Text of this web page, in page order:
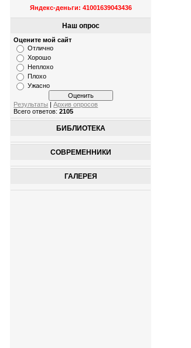
Яндекс-деньги: 41001639043436
Наш опрос
Оцените мой сайт
Отлично
Хорошо
Неплохо
Плохо
Ужасно
Результаты |Архив опросов
Всего ответов:2105
БИБЛИОТЕКА
СОВРЕМЕННИКИ
ГАЛЕРЕЯ